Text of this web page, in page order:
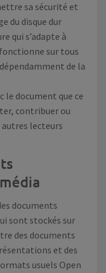
sa sécurité et
du disque dur
qui s’adapte à
sur tous
de la
le document que ce
contribuer ou
autres lecteurs
documents
sont stockés sur
des documents
et des
usuels Open